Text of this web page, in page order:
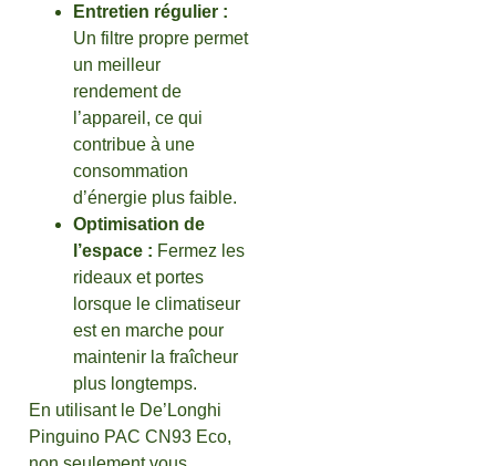
Entretien régulier :
Un filtre propre permet
un meilleur
rendement de
l’appareil, ce qui
contribue à une
consommation
d’énergie plus faible.
Optimisation de
l’espace : Fermez les
rideaux et portes
lorsque le climatiseur
est en marche pour
maintenir la fraîcheur
plus longtemps.
En utilisant le De’Longhi
Pinguino PAC CN93 Eco,